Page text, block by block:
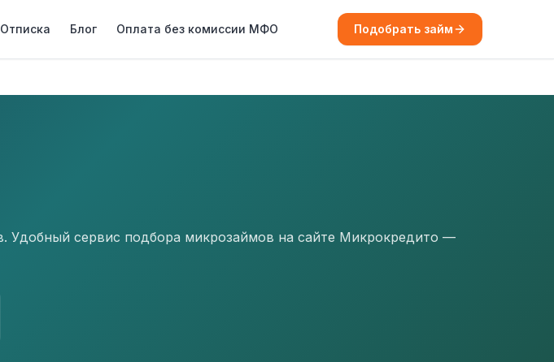
Отписка Блог Оплата без комиссии МФО Подобрать займ
Удобный сервис подбора микрозаймов на сайте Микрокредито —